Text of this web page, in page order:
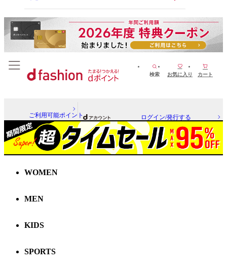
検索 お気に入り カート
ご利用可能ポイント ログイン/発行する
WOMEN
MEN
KIDS
SPORTS